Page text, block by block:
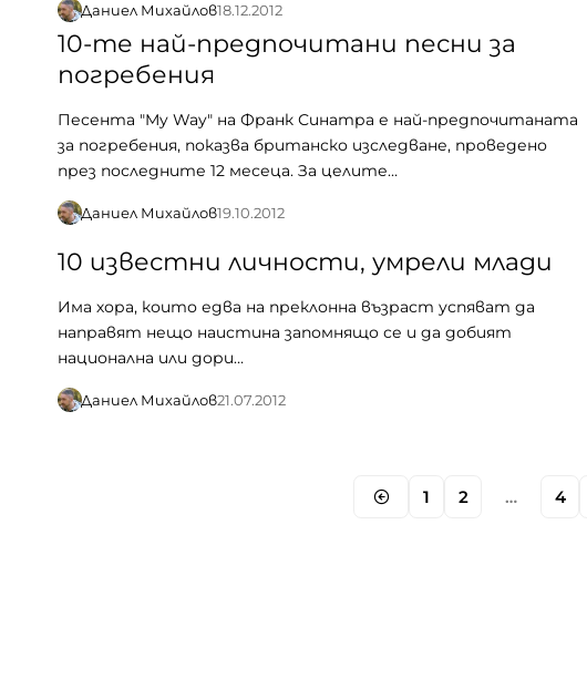
Даниел Михайлов18.12.2012
10-те най-предпочитани песни за
погребения
Песента "My Way" на Франк Синатра е най-предпочитаната
за погребения, показва британско изследване, проведено
през последните 12 месеца. За целите…
Даниел Михайлов19.10.2012
10 известни личности, умрели млади
Има хора, които едва на преклонна възраст успяват да
направят нещо наистина запомнящо се и да добият
национална или дори…
Даниел Михайлов21.07.2012
1 2 … 4